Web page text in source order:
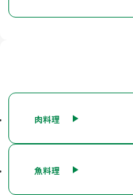
肉料理
魚料理